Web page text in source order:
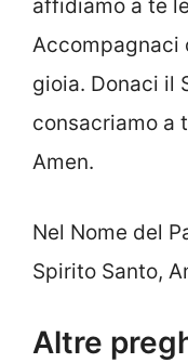
affidiamo a te
Accompagnaci
gioia. Donaci il
consacriamo a
Amen.
Nel Nome del
Spirito Santo,
Altre